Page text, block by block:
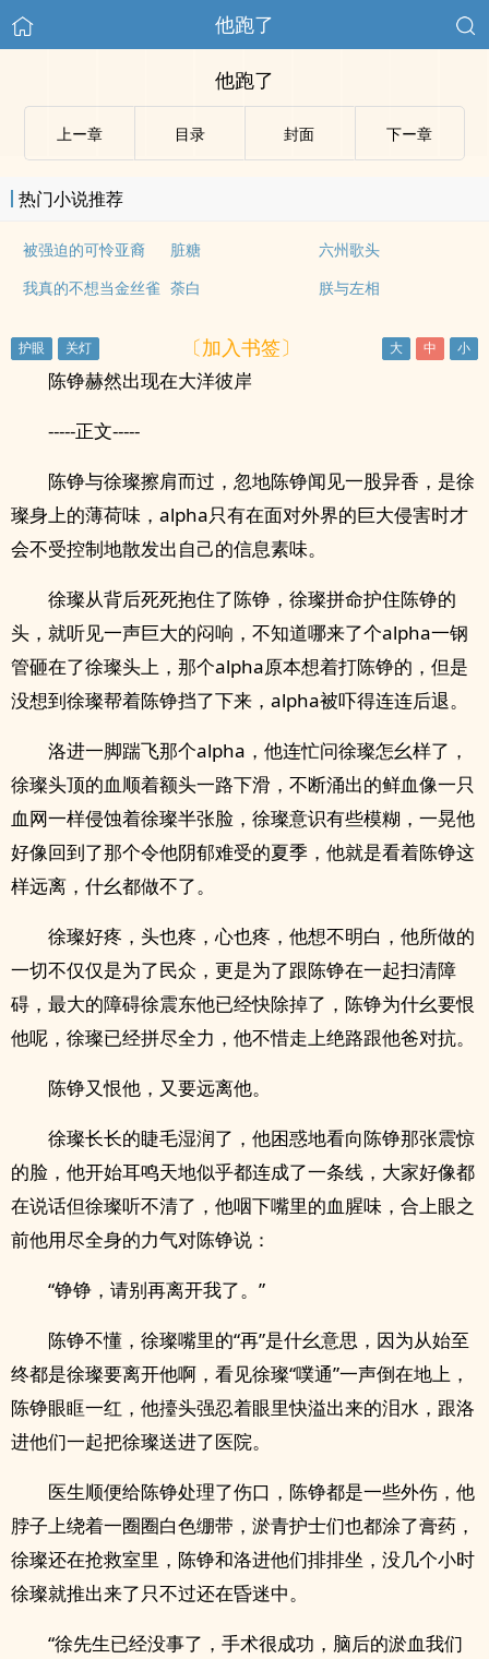
他跑了
他跑了
上ー章 目录 封面 下ー章
热门小说推荐
被强迫的可怜亚裔 脏糖
六州歌头
我真的不想当金丝雀 荼白 朕与左相
〔加入书签〕
陈铮赫然出现在大洋彼岸
-----正文-----
陈铮与徐璨擦肩而过，忽地陈铮闻见一股异香，是徐
璨身上的薄荷味，alpha只有在面对外界的巨大侵害时才
会不受控制地散发出自己的信息素味。
徐璨从背后死死抱住了陈铮，徐璨拼命护住陈铮的
头，就听见一声巨大的闷响，不知道哪来了个alpha一钢
管砸在了徐璨头上，那个alpha原本想着打陈铮的，但是
没想到徐璨帮着陈铮挡了下来，alpha被吓得连连后退。
洛进一脚踹飞那个alpha，他连忙问徐璨怎幺样了，
徐璨头顶的血顺着额头一路下滑，不断涌出的鲜血像一只
血网一样侵蚀着徐璨半张脸，徐璨意识有些模糊，一晃他
好像回到了那个令他阴郁难受的夏季，他就是看着陈铮这
样远离，什幺都做不了。
徐璨好疼，头也疼，心也疼，他想不明白，他所做的
一切不仅仅是为了民众，更是为了跟陈铮在一起扫清障
碍，最大的障碍徐震东他已经快除掉了，陈铮为什幺要恨
他呢，徐璨已经拼尽全力，他不惜走上绝路跟他爸对抗。
陈铮又恨他，又要远离他。
徐璨长长的睫毛湿润了，他困惑地看向陈铮那张震惊
的脸，他开始耳鸣天地似乎都连成了一条线，大家好像都
在说话但徐璨听不清了，他咽下嘴里的血腥味，合上眼之
前他用尽全身的力气对陈铮说：
“铮铮，请别再离开我了。”
陈铮不懂，徐璨嘴里的“再”是什幺意思，因为从始至
终都是徐璨要离开他啊，看见徐璨“噗通”一声倒在地上，
陈铮眼眶一红，他擡头强忍着眼里快溢出来的泪水，跟洛
进他们一起把徐璨送进了医院。
医生顺便给陈铮处理了伤口，陈铮都是一些外伤，他
脖子上绕着一圈圈白色绷带，淤青护士们也都涂了膏药，
徐璨还在抢救室里，陈铮和洛进他们排排坐，没几个小时
徐璨就推出来了只不过还在昏迷中。
“徐先生已经没事了，手术很成功，脑后的淤血我们